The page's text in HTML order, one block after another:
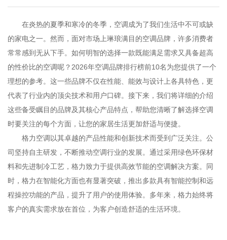
在炎热的夏季和寒冷的冬季，空调成为了我们生活中不可或缺
的家电之一。然而，面对市场上琳琅满目的空调品牌，许多消费者
常常感到无从下手。如何明智的选择一款既能满足需求又具备超高
的性价比的空调呢？2026年空调品牌排行榜前10名为您提供了一个
理想的参考。这一些品牌不仅在性能、能效与设计上各具特色，更
代表了行业内的顶尖技术和用户口碑。接下来，我们将详细的介绍
这些备受瞩目的品牌及其核心产品特点，帮助您清晰了解选择空调
时要关注的每个方面，让您的家居生活更加舒适与便捷。
格力空调以其卓越的产品性能和创新技术而受到广泛关注。公
司坚持自主研发，不断推动空调行业的发展。通过采用绿色环保材
料和先进制冷工艺，格力致力于提供高效节能的空调解决方案。同
时，格力在智能化方面也有显著突破，推出多款具有智能控制和远
程操控功能的产品，提升了用户的使用体验。多年来，格力始终将
客户的真实需求放在首位，为客户创造舒适的生活环境。